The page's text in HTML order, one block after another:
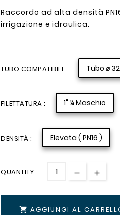
Raccordo ad alta densità
irrigazione e idraulica.
TUBO COMPATIBILE : Tubo ⌀ 32
FILETTATURA : 1" ¼ Maschio
DENSITÀ : Elevata ( PN16 )
QUANTITY :
 AGGIUNGI AL